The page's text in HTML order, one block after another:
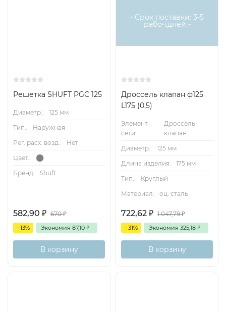
Решетка SHUFT PGC 125
Диаметр.:
125 мм
Тип.:
Наружная
Рег. расх. возд.:
Нет
Цвет.:
Бренд: Shuft
582,90 ₽ 670₽
- 13% Экономия 87,10 ₽
В корзину
- Срок поставки: 3-5
рабоч.дней -
Дроссель клапан ф125
L175 (0,5)
Элемент
сети:
Дроссель-
клапан
Диаметр.:
125 мм
Длина изделия:
175 мм
Тип.:
Круглый
Материал:
оц. сталь
722,62 ₽ 1 047,79₽
- 31% Экономия 325,18 ₽
В корзину